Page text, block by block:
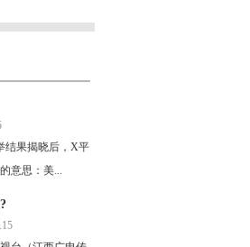
果揭晓后，X平
意思：美...